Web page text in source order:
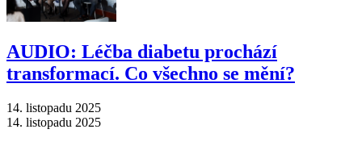
AUDIO: Léčba diabetu prochází
transformací. Co všechno se mění?
14. listopadu 2025
14. listopadu 2025